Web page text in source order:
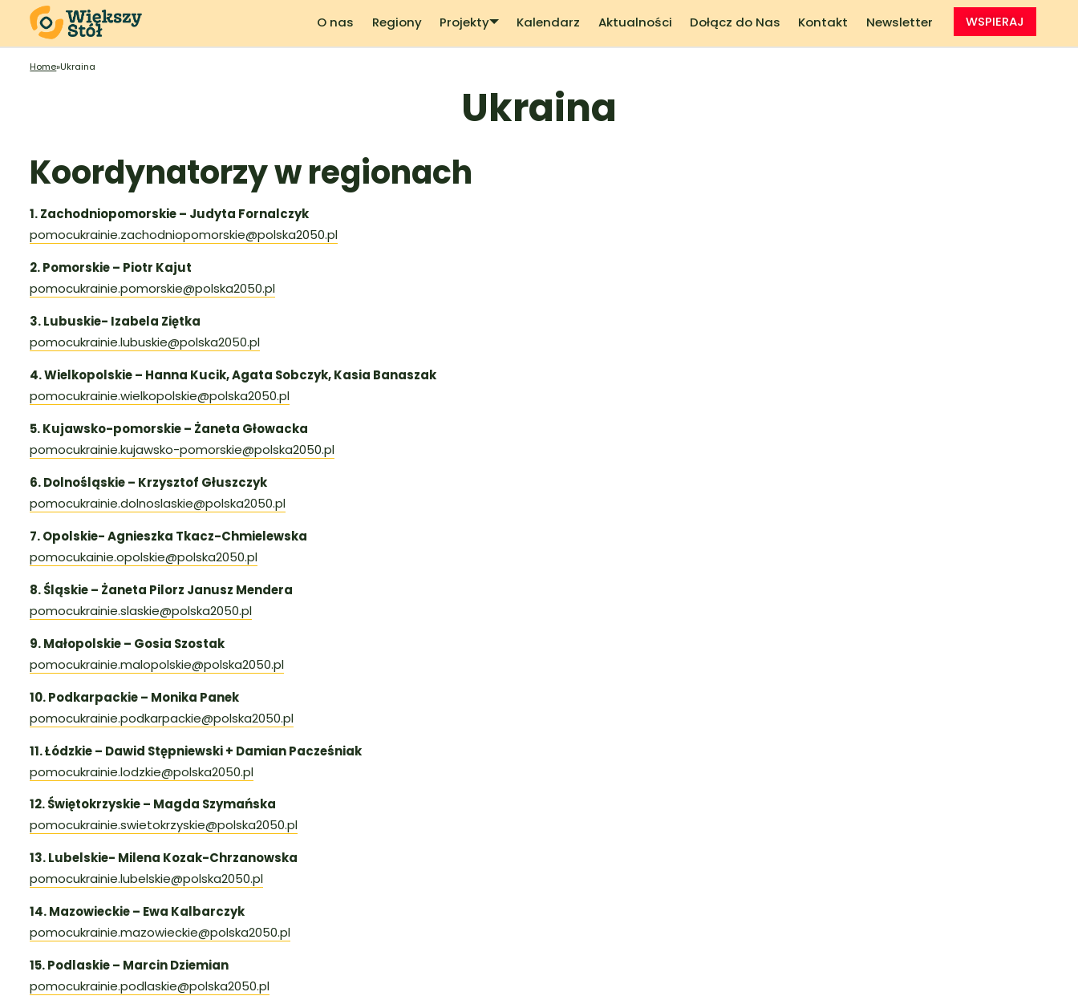
O nas Regiony Projekty Kalendarz Aktualności Dołącz do Nas Kontakt Newsletter WSPIERAJ
Home»Ukraina
Ukraina
Koordynatorzy w regionach
1. Zachodniopomorskie – Judyta Fornalczyk
pomocukrainie.zachodniopomorskie@polska2050.pl
2. Pomorskie – Piotr Kajut
pomocukrainie.pomorskie@polska2050.pl
3. Lubuskie- Izabela Ziętka
pomocukrainie.lubuskie@polska2050.pl
4. Wielkopolskie – Hanna Kucik, Agata Sobczyk, Kasia Banaszak
pomocukrainie.wielkopolskie@polska2050.pl
5. Kujawsko-pomorskie – Żaneta Głowacka
pomocukrainie.kujawsko-pomorskie@polska2050.pl
6. Dolnośląskie – Krzysztof Głuszczyk
pomocukrainie.dolnoslaskie@polska2050.pl
7. Opolskie- Agnieszka Tkacz-Chmielewska
pomocukainie.opolskie@polska2050.pl
8. Śląskie – Żaneta Pilorz Janusz Mendera
pomocukrainie.slaskie@polska2050.pl
9. Małopolskie – Gosia Szostak
pomocukrainie.malopolskie@polska2050.pl
10. Podkarpackie – Monika Panek
pomocukrainie.podkarpackie@polska2050.pl
11. Łódzkie – Dawid Stępniewski + Damian Pacześniak
pomocukrainie.lodzkie@polska2050.pl
12. Świętokrzyskie – Magda Szymańska
pomocukrainie.swietokrzyskie@polska2050.pl
13. Lubelskie- Milena Kozak-Chrzanowska
pomocukrainie.lubelskie@polska2050.pl
14. Mazowieckie – Ewa Kalbarczyk
pomocukrainie.mazowieckie@polska2050.pl
15. Podlaskie – Marcin Dziemian
pomocukrainie.podlaskie@polska2050.pl